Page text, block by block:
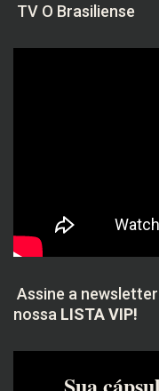
TV O Brasiliense
Assine a
nossa LISTA VIP!